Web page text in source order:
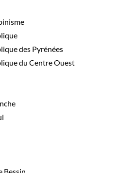
des Pyrénées
du Centre Ouest